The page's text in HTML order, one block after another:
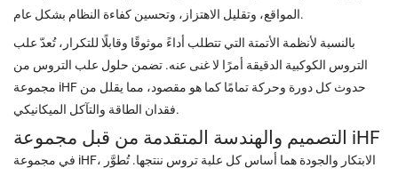
المواقع، وتقليل الاهتزاز، وتحسين كفاءة النظام بشكل عام.
بالنسبة لأنظمة الأتمتة التي تتطلب أداءً موثوقًا وقابلًا للتكرار، تُعدّ علب
التروس الكوكبية الدقيقة أمرًا لا غنى عنه. تضمن حلول علب التروس من
مجموعة iHF حدوث كل دورة وحركة تمامًا كما هو مقصود، مما يقلل من
فقدان الطاقة والتآكل الميكانيكي.
التصميم والهندسة المتقدمة من قبل مجموعة iHF
في مجموعة iHF، الابتكار والجودة هما أساس كل علبة تروس ننتجها. تُطوَّر